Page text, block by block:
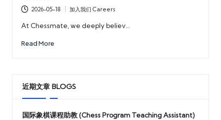
2026-05-18
Posted
in
加入我们 Careers
At Chessmate, we deeply believ…
Read More
近期文章 BLOGS
国际象棋课程助教 (Chess Program Teaching Assistant)